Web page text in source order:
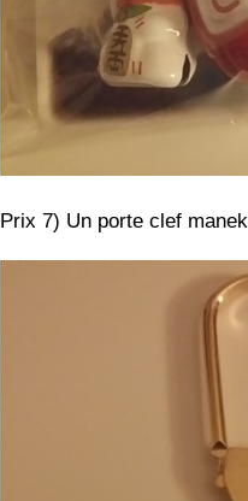
Prix 7) Un porte clef